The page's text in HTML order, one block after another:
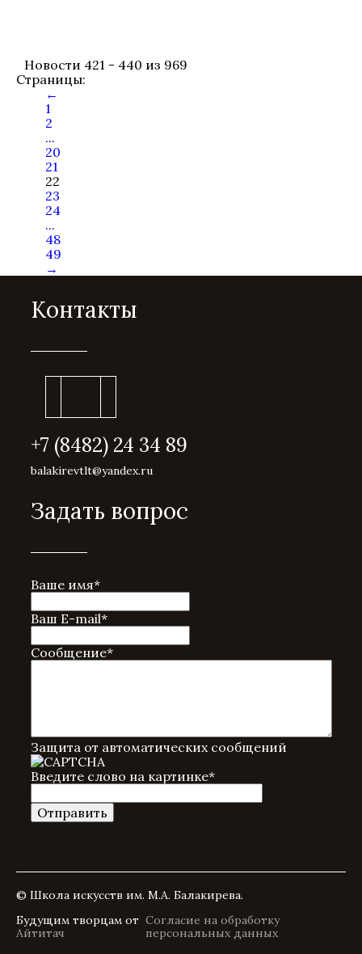
Новости 421 - 440 из 969
Страницы:
←
1
2
...
20
21
22
23
24
...
48
49
→
Контакты
+7 (8482) 24 34 89
balakirevtlt@yandex.ru
Задать вопрос
Ваше имя*
Ваш E-mail*
Сообщение*
Защита от автоматических сообщений
Введите слово на картинке*
© Школа искусств им. М.А. Балакирева.
Будущим творцам от
Айтитач
Согласие на обработку
персональных данных